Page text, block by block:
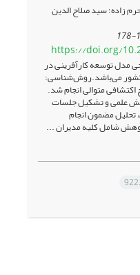
زاده؛ سید صلاح الدین
https://doi.org/
توسعه کارآفرینی در
می‌باشد.روش‌شناسی:
متوالی انجام شد.
با مرور نظام‌مند ۴۰ پژوهش علمی و تشکیل جلسات
متخصصان، تحلیل مضمون انجام
شامل کلیه مدیران ...